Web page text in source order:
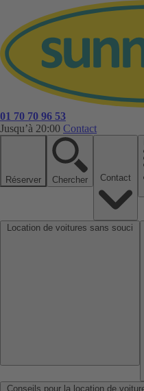
01 70 70 96 53
Jusqu’à 20:00 Contact
Réserver Chercher